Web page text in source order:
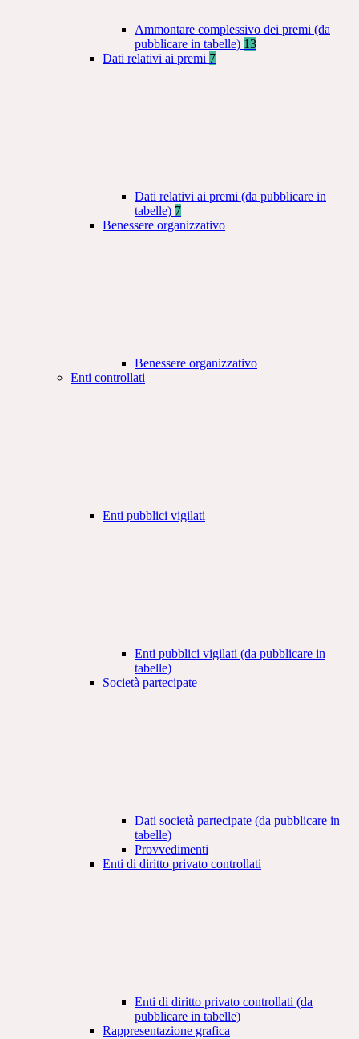
Ammontare complessivo dei premi (da
pubblicare in tabelle) 13
Dati relativi ai premi 7
Dati relativi ai premi (da pubblicare in
tabelle) 7
Benessere organizzativo
Benessere organizzativo
Enti controllati
Enti pubblici vigilati
Enti pubblici vigilati (da pubblicare in
tabelle)
Società partecipate
Dati società partecipate (da pubblicare in
tabelle)
Provvedimenti
Enti di diritto privato controllati
Enti di diritto privato controllati (da
pubblicare in tabelle)
Rappresentazione grafica